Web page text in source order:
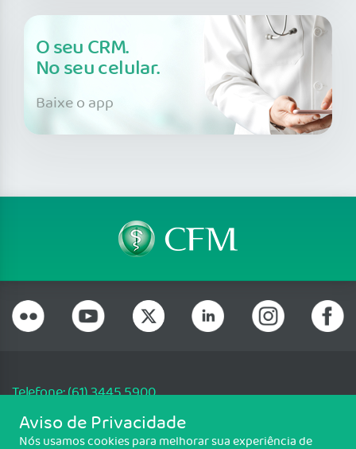
O seu CRM.
No seu celular.
Baixe o app
Telefone: (61) 3445 5900
Email: cfm@portalmedico.org.br
SGAS 616, Conjunto D, Lote 115, L2 Sul, Brasília/DF - CEP: 70200-760 -
Aviso de Privacidade
Nós usamos cookies para melhorar sua experiência de